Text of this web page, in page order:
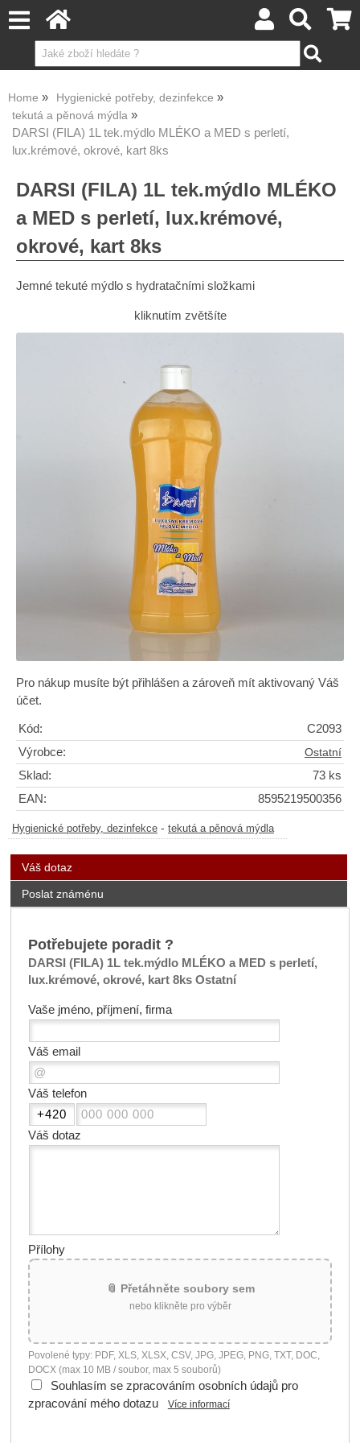
Home
Hygienické potřeby, dezinfekce
tekutá a pěnová mýdla
DARSI (FILA) 1L tek.mýdlo MLÉKO a MED s perletí,
lux.krémové, okrové, kart 8ks
DARSI (FILA) 1L tek.mýdlo MLÉKO
a MED s perletí, lux.krémové,
okrové, kart 8ks
Jemné tekuté mýdlo s hydratačními složkami
kliknutím zvětšíte
Pro nákup musíte být přihlášen a zároveň mít aktivovaný Váš
účet.
Kód:
C2093
Výrobce:
Ostatní
Sklad:
73 ks
EAN:
8595219500356
Hygienické potřeby, dezinfekce - tekutá a pěnová mýdla
Váš dotaz
Poslat známénu
Potřebujete poradit ?
DARSI (FILA) 1L tek.mýdlo MLÉKO a MED s perletí,
lux.krémové, okrové, kart 8ks Ostatní
Vaše jméno, příjmení, firma
Váš email
Váš telefon
Váš dotaz
Přílohy
📎 Přetáhněte soubory sem
nebo klikněte pro výběr
Povolené typy: PDF, XLS, XLSX, CSV, JPG, JPEG, PNG, TXT, DOC,
DOCX (max 10 MB / soubor, max 5 souborů)
Souhlasím se zpracováním osobních údajů pro
zpracování mého dotazu
Více informací